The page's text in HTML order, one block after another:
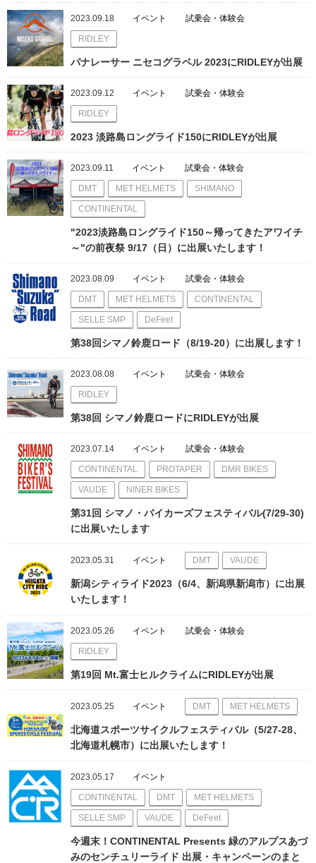
2023.09.18 イベント 試乗会・体験会
RIDLEY
パナレーサー ニセコグラベル 2023にRIDLEYが出展
2023.09.12 イベント 試乗会・体験会
RIDLEY
2023 淡路島ロングライド150にRIDLEYが出展
2023.09.11 イベント 試乗会・体験会
DMT MET HELMETS SHIMANO
CONTINENTAL
"2023淡路島ロングライド150～帰ってきたアワイチ
～"の前夜祭 9/17（日）に出展いたします！
2023.08.09 イベント 試乗会・体験会
DMT MET HELMETS CONTINENTAL
SELLE SMP DeFeet
第38回シマノ鈴鹿ロード（8/19-20）に出展します！
2023.08.08 イベント 試乗会・体験会
RIDLEY
第38回 シマノ鈴鹿ロードにRIDLEYが出展
2023.07.14 イベント 試乗会・体験会
CONTINENTAL PROTAPER DMR BIKES
VAUDE NINER BIKES
第31回 シマノ・バイカーズフェスティバル(7/29-30)
に出展いたします
2023.05.31 イベント DMT VAUDE
新潟シティライド2023（6/4、新潟県新潟市）に出展
いたします！
2023.05.26 イベント 試乗会・体験会
RIDLEY
第19回 Mt.富士ヒルクライムにRIDLEYが出展
2023.05.25 イベント DMT MET HELMETS
北海道スポーツサイクルフェスティバル（5/27-28、
北海道札幌市）に出展いたします！
2023.05.17 イベント
CONTINENTAL DMT MET HELMETS
SELLE SMP VAUDE DeFeet
今週末！CONTINENTAL Presents 緑のアルプスあづ
みのセンチュリーライド 出展・キャンペーンのまと